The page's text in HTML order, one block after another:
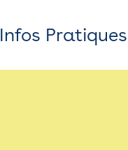
Infos Pratiques